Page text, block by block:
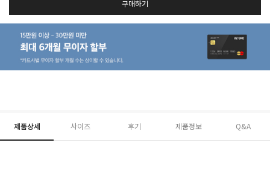
구매하기
제품상세 사이즈 후기 제품정보 Q&A